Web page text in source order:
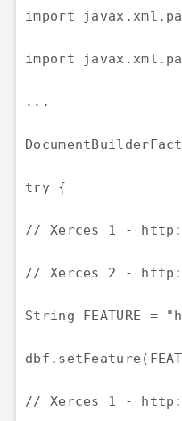
import
import
...
try {
// Xerces 1 -
// Xerces 2 -
String FEATURE
// Xerces 1 -